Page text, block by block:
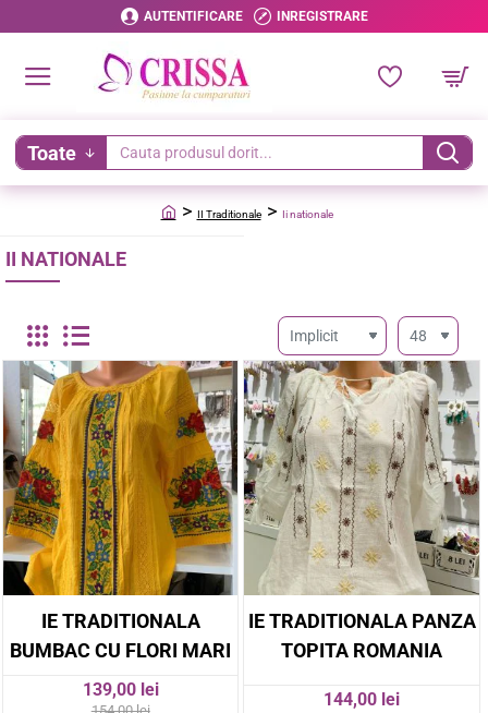
AUTENTIFICARE INREGISTRARE
Toate
Cauta
produsul
II NATIONALE
II Traditionale Ii nationale
-10%
IE TRADITIONALA
BUMBAC CU FLORI MARI
139,00 lei
IE TRADITIONALA PANZA
TOPITA ROMANIA
144,00 lei